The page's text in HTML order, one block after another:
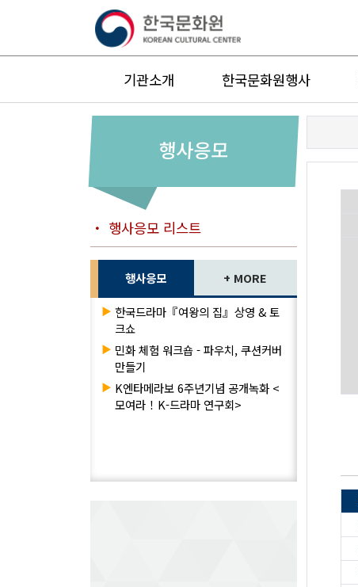
기관소개 한국문화원행사
행사응모
・ 행사응모 리스트
행사응모 + MORE
▶ 한국드라마『여왕의 집』상영 & 토
크쇼
▶ 민화 체험 워크숍 - 파우치, 쿠션커버
만들기
▶ K엔타메라보 6주년기념 공개녹화 <
모여라！K-드라마 연구회>